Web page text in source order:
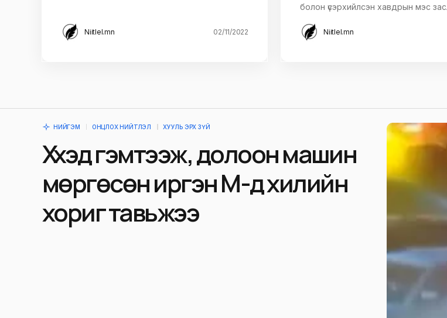
Niitlel.mn 02/11/2022
болон үсэрхийлсэн хавдрын мэс
Niitlel.mn
НИЙГЭМ ОНЦЛОХ НИЙТЛЭЛ ХУУЛЬ ЭРХ ЗҮЙ
Хүүхэд гэмтээж, долоон машин
мөргөсөн иргэн М-д хилийн
хориг тавьжээ